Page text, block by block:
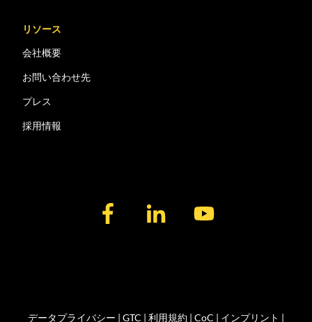
リソース
会社概要
お問い合わせ先
プレス
採用情報
データプライバシー | GTC | 利用規約 | CoC | インプリント |